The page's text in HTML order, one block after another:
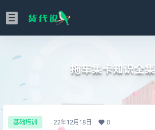
拖车集卡知识全集
基础培训 22年12月18日 0